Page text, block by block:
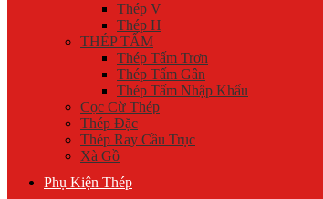
Thép V
Thép H
THÉP TẤM
Thép Tấm Trơn
Thép Tấm Gân
Thép Tấm Nhập Khẩu
Cọc Cừ Thép
Thép Đặc
Thép Ray Cầu Trục
Xà Gồ
Phụ Kiện Thép